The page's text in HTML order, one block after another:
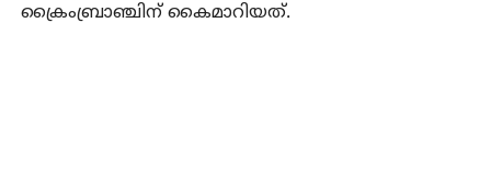
ക്രൈംബ്രാഞ്ചിന് കൈമാറിയത്.